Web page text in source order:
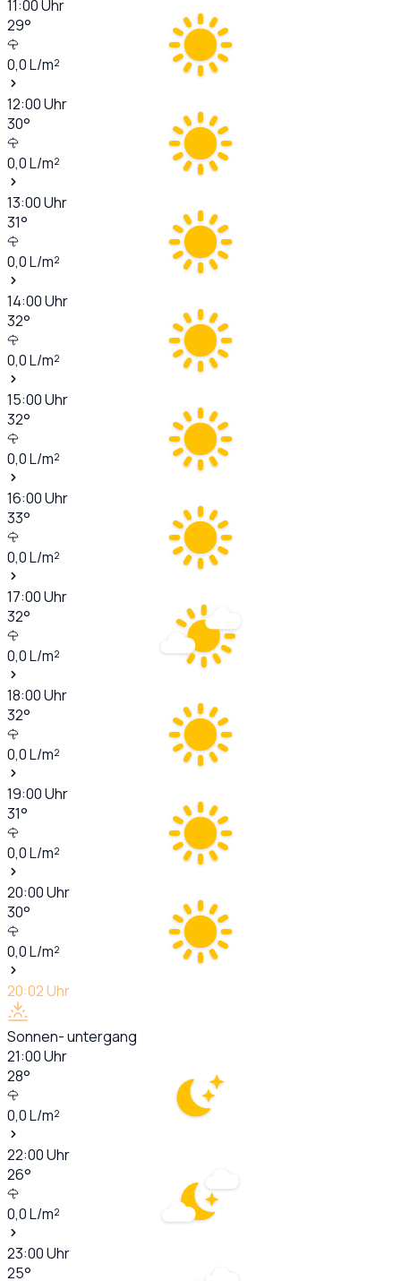
11:00Uhr
29°
0,0L/m²
12:00Uhr
30°
0,0L/m²
13:00Uhr
31°
0,0L/m²
14:00Uhr
32°
0,0L/m²
15:00Uhr
32°
0,0L/m²
16:00Uhr
33°
0,0L/m²
17:00Uhr
32°
0,0L/m²
18:00Uhr
32°
0,0L/m²
19:00Uhr
31°
0,0L/m²
20:00Uhr
30°
0,0L/m²
20:02Uhr
Sonnen- untergang
21:00Uhr
28°
0,0L/m²
22:00Uhr
26°
0,0L/m²
23:00Uhr
25°